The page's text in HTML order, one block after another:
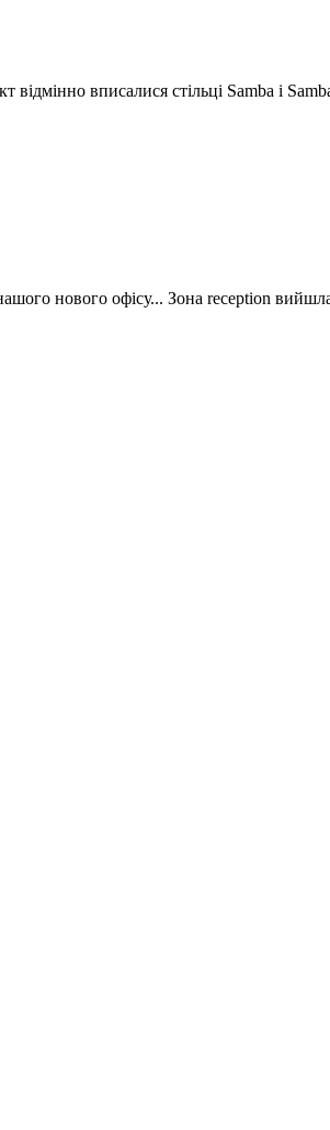
вписалися стільці Samba і
нового офісу... Зона reception